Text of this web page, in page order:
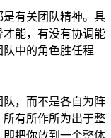
有关团队精神。具
能，有没有协调能
中的角色胜任程
，而不是各自为阵
有所作所为出于整